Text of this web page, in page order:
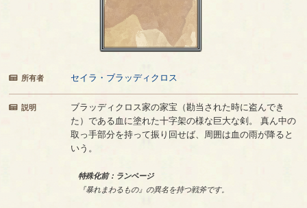
所有者 セイラ・ブラッディクロス
説明
ブラッディクロス家の家宝（勘当された時に盗んでき
た）である血に塗れた十字架の様な巨大な剣。 真ん中の
取っ手部分を持って振り回せば、周囲は血の雨が降ると
いう。
特殊化前：ランページ
『暴れまわるもの』の異名を持つ戦斧です。